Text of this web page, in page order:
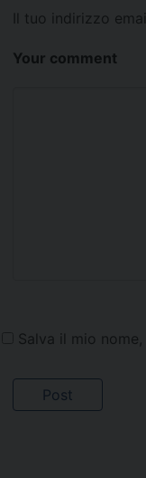
Il tuo indirizzo
Your comment
Salva il mio